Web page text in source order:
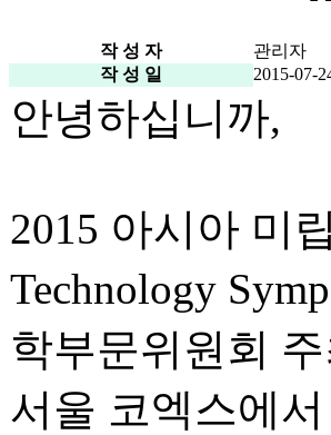
작 성 자
관리자
작 성 일
2015-07-
안녕하십니까,
2015 아시아 미
Technology
학부문위원회
서울 코엑스에